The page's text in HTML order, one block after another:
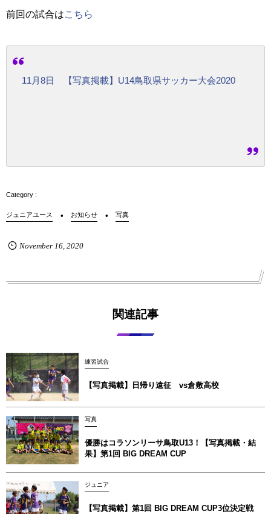
前回の試合はこちら
11月8日 【写真掲載】U14鳥取県サッカー大会2020
ジュニアユース お知らせ 写真
November 16, 2020
関連記事
練習試合
【写真掲載】日帰り遠征 vs倉敷高校
写真
優勝はコラソンリーサ鳥取U13！【写真掲載‪‪‪︎︎・結
果】第1回 BIG DREAM CUP
ジュニア
【写真掲載】第1回 BIG DREAM CUP3位決定戦